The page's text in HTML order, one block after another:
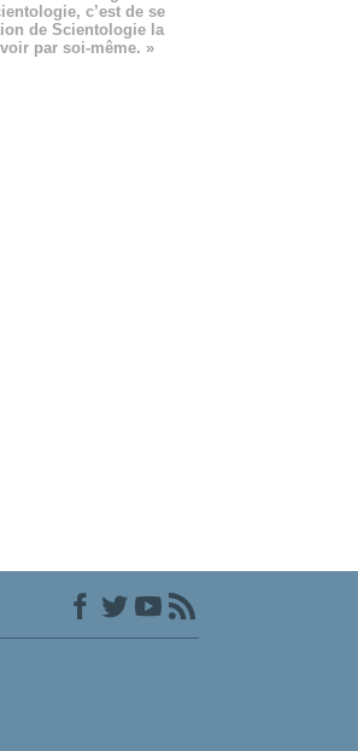
c’est de se
de Scientologie la
par soi-même. »